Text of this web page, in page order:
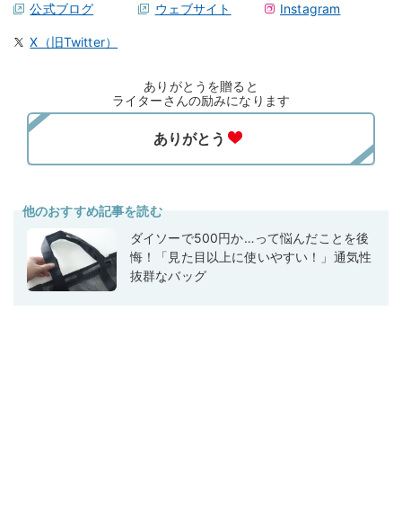
公式ブログ ウェブサイト Instagram
X（旧Twitter）
ありがとうを贈ると
ライターさんの励みになります
他のおすすめ記事を読む
ダイソーで500円か…って悩んだことを後
悔！「見た目以上に使いやすい！」通気性
抜群なバッグ